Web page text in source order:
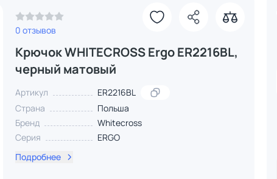
0 отзывов
Крючок WHITECROSS Ergo ER2216BL,
черный матовый
Артикул
ER2216BL
Страна
Польша
Бренд
Whitecross
Серия
ERGO
Подробнее